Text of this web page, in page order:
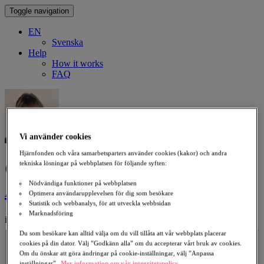
Toggle navigation
EN
Svenska
Help
How it works
FAQ
Give a donation in memory of
Anneli Flink
in support of Stroke
Select an Amount
300 kr 500 kr 1,000 kr 2,000 kr
Amount
Vi använder cookies
Hjärnfonden och våra samarbetsparters använder cookies (kakor) och andra
tekniska lösningar på webbplatsen för följande syften:
Nödvändiga funktioner på webbplatsen
Optimera användarupplevelsen för dig som besökare
Statistik och webbanalys, för att utveckla webbsidan
Marknadsföring
Du som besökare kan alltid välja om du vill tillåta att vår webbplats placerar
cookies på din dator. Välj ”Godkänn alla” om du accepterar vårt bruk av cookies.
Om du önskar att göra ändringar på cookie-inställningar, välj ”Anpassa